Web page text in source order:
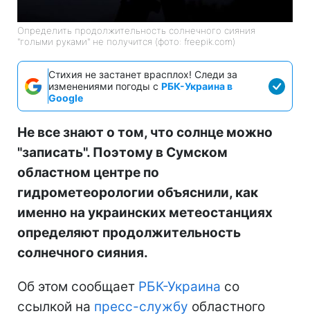
Определить продолжительность солнечного сияния
"голыми руками" не получится (фото: freepik.com)
Стихия не застанет врасплох! Следи за
изменениями погоды с РБК-Украина в
Google
Не все знают о том, что солнце можно
"записать". Поэтому в Сумском
областном центре по
гидрометеорологии объяснили, как
именно на украинских метеостанциях
определяют продолжительность
солнечного сияния.
Об этом сообщает РБК-Украина со
ссылкой на пресс-службу областного